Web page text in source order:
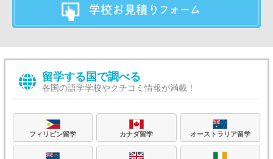
留学する国で調べる
各国の語学学校やクチコミ情報が満載！
フィリピン留学 カナダ留学 オーストラリア留学